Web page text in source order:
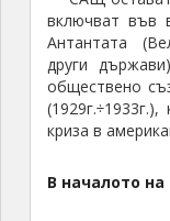
включват във
Антантата
други
обществено
криза в
В началото на